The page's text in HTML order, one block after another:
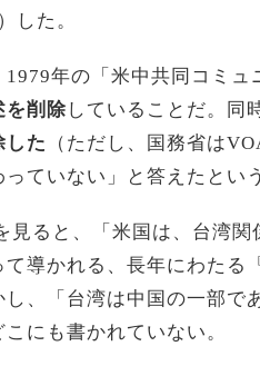
した。
年の「米中共同コミュ
を削除 していることだ。同
した
（ただし、国務省は
ていない」と答えたとい
見ると、「米国は、台湾
導かれる、長年にわたる
、「台湾は中国の一部で
にも書かれていない。